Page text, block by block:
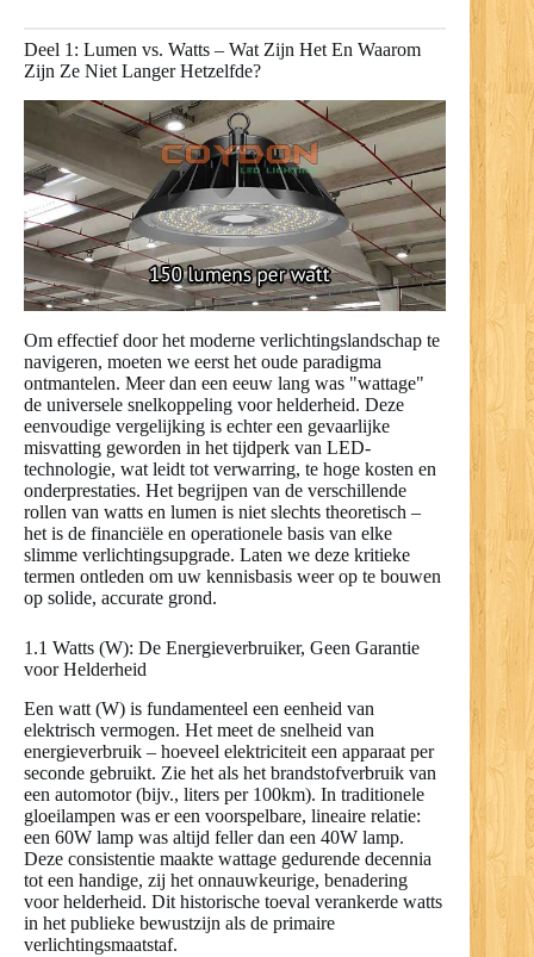
Deel 1: Lumen vs. Watts – Wat Zijn Het En Waarom
Zijn Ze Niet Langer Hetzelfde?
Om effectief door het moderne verlichtingslandschap te
navigeren, moeten we eerst het oude paradigma
ontmantelen. Meer dan een eeuw lang was "wattage"
de universele snelkoppeling voor helderheid. Deze
eenvoudige vergelijking is echter een gevaarlijke
misvatting geworden in het tijdperk van LED-
technologie, wat leidt tot verwarring, te hoge kosten en
onderprestaties. Het begrijpen van de verschillende
rollen van watts en lumen is niet slechts theoretisch –
het is de financiële en operationele basis van elke
slimme verlichtingsupgrade. Laten we deze kritieke
termen ontleden om uw kennisbasis weer op te bouwen
op solide, accurate grond.
1.1 Watts (W): De Energieverbruiker, Geen Garantie
voor Helderheid
Een watt (W) is fundamenteel een eenheid van
elektrisch vermogen. Het meet de snelheid van
energieverbruik – hoeveel elektriciteit een apparaat per
seconde gebruikt. Zie het als het brandstofverbruik van
een automotor (bijv., liters per 100km). In traditionele
gloeilampen was er een voorspelbare, lineaire relatie:
een 60W lamp was altijd feller dan een 40W lamp.
Deze consistentie maakte wattage gedurende decennia
tot een handige, zij het onnauwkeurige, benadering
voor helderheid. Dit historische toeval verankerde watts
in het publieke bewustzijn als de primaire
verlichtingsmaatstaf.